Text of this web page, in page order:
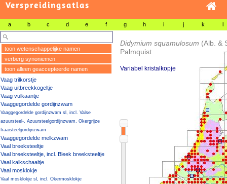
Verspreidingsatlas
a b c d e f g h i j k l
toon wetenschappelijke namen
verberg synoniemen
toon alleen geaccepteerde namen
Vaag trilkorstje
Vaag uitbreekkogeltje
Vaag vulkaantje
Vaaggegordelde gordijnzwam
Vaaggegordelde gordijnzwam sl, incl. Valse
azuursteel-, Azuursteelgordijnzwam, Okergrijze
fraaisteelgordijnzwam
Vaaggegordelde melkzwam
Vaal breeksteeltje
Vaal breeksteeltje, incl. Bleek breeksteeltje
Vaal kalkschaaltje
Vaal mosklokje
Vaal mosklokje sl, incl. Okermosklokje
Didymium squamulosum (Alb. &
Palmquist
Variabel kristalkopje